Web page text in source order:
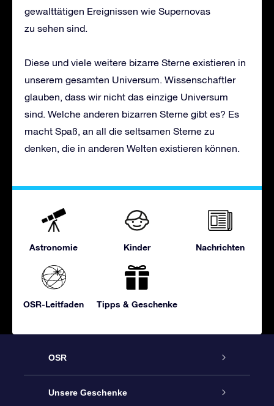
gewalttätigen Ereignissen wie Supernovas
zu sehen sind.
Diese und viele weitere bizarre Sterne existieren in
unserem gesamten Universum. Wissenschaftler
glauben, dass wir nicht das einzige Universum
sind. Welche anderen bizarren Sterne gibt es? Es
macht Spaß, an all die seltsamen Sterne zu
denken, die in anderen Welten existieren können.
Astronomie Kinder Nachrichten
OSR-Leitfaden Tipps & Geschenke
OSR
Service
Unsere Geschenke